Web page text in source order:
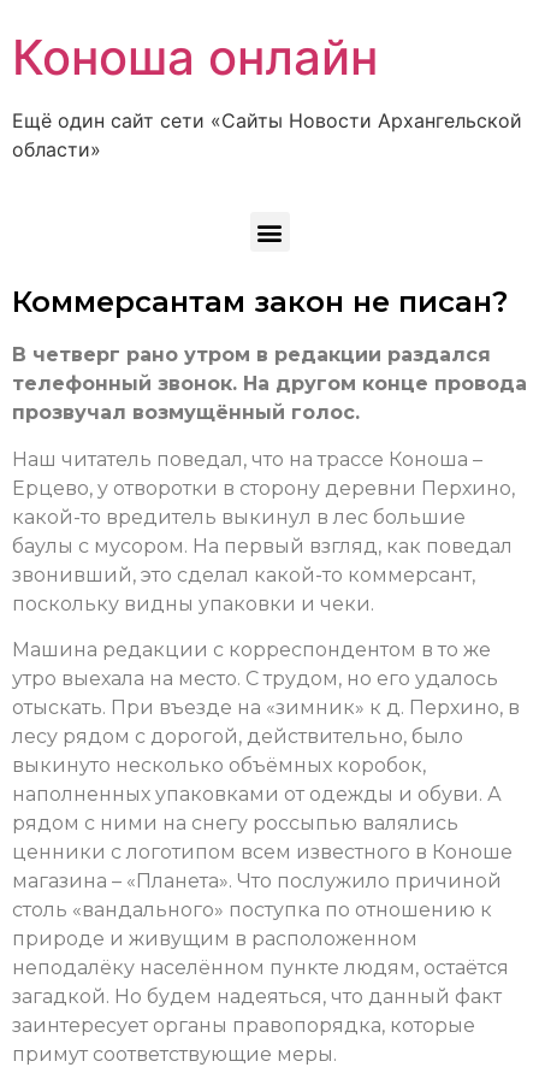
Коноша онлайн
Ещё один сайт сети «Сайты Новости Архангельской
области»
Коммерсантам закон не писан?
В четверг рано утром в редакции раздался
телефонный звонок. На другом конце провода
прозвучал возмущённый голос.
Наш читатель поведал, что на трассе Коноша –
Ерцево, у отворотки в сторону деревни Перхино,
какой-то вредитель выкинул в лес большие
баулы с мусором. На первый взгляд, как поведал
звонивший, это сделал какой-то коммерсант,
поскольку видны упаковки и чеки.
Машина редакции с корреспондентом в то же
утро выехала на место. С трудом, но его удалось
отыскать. При въезде на «зимник» к д. Перхино, в
лесу рядом с дорогой, действительно, было
выкинуто несколько объёмных коробок,
наполненных упаковками от одежды и обуви. А
рядом с ними на снегу россыпью валялись
ценники с логотипом всем известного в Коноше
магазина – «Планета». Что послужило причиной
столь «вандального» поступка по отношению к
природе и живущим в расположенном
неподалёку населённом пункте людям, остаётся
загадкой. Но будем надеяться, что данный факт
заинтересует органы правопорядка, которые
примут соответствующие меры.